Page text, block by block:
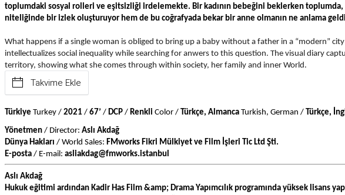
toplumdaki sosyal rolleri ve eşitsizliği irdelemekte. Bir kadının bebeğini beklerken
niteliğinde bir izlek oluşturuyor hem de bu coğrafyada bekar bir anne olmanın ne anlama
What happens if a single woman is obliged to bring up a baby without a father in a “modern”
intellectualizes social inequality while searching for anwers to this question. The visual diary
territory, showing what she comes through within society, her family and inner World.
Takvime Ekle
Türkiye Turkey / 2021 / 67’ / DCP / Renkli Color / Türkçe, Almanca Turkish, German / Türkçe,
Yönetmen / Director: Aslı Akdağ
Dünya Hakları / World Sales: FMworks Fikri Mülkiyet ve Film İşleri Tic Ltd Şti.
E-posta / E-mail: asliakdag@fmworks.istanbul
Aslı Akdağ
Hukuk eğitimi ardından Kadir Has Film &amp; Drama Yapımcılık programında yüksek